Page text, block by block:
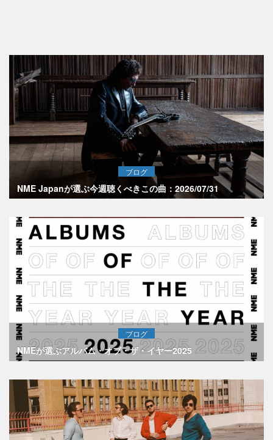
ブログ
NME Japanが選ぶ今週聴くべきこの曲：2026/07/31
ブログ
NMEが選ぶアルバム・オブ・ザ・イヤー2025